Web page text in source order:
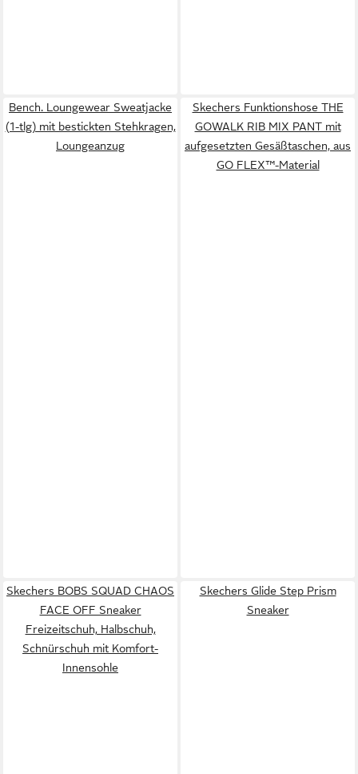
Bench. Loungewear Sweatjacke
(1-tlg) mit bestickten Stehkragen,
Loungeanzug
Skechers Funktionshose THE
GOWALK RIB MIX PANT mit
aufgesetzten Gesäßtaschen, aus
GO FLEX™-Material
Skechers BOBS SQUAD CHAOS
FACE OFF Sneaker
Freizeitschuh, Halbschuh,
Schnürschuh mit Komfort-
Innensohle
Skechers Glide Step Prism
Sneaker